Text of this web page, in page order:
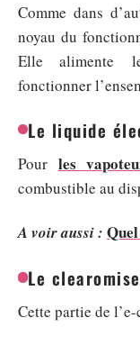
Comme dans
noyau du
Elle alimente
fonctionner
Le liquide
Pour les
combustible au
A voir aussi :
Le
Cette partie de